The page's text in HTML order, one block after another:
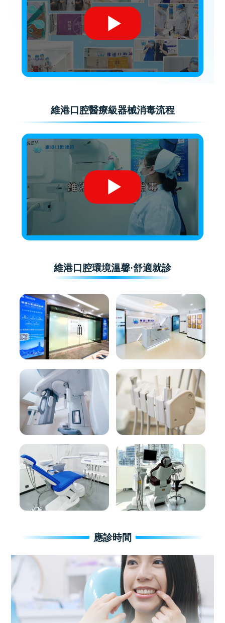
維港口腔醫療級器械消毒流程
維港口腔環境溫馨·舒適就診
應診時間